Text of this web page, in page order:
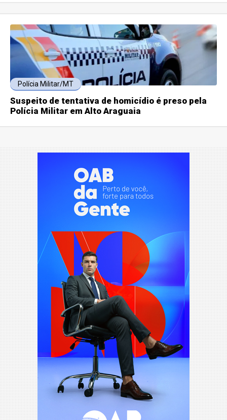
Polícia Militar/MT
Suspeito de tentativa de homicídio é preso pela
Polícia Militar em Alto Araguaia